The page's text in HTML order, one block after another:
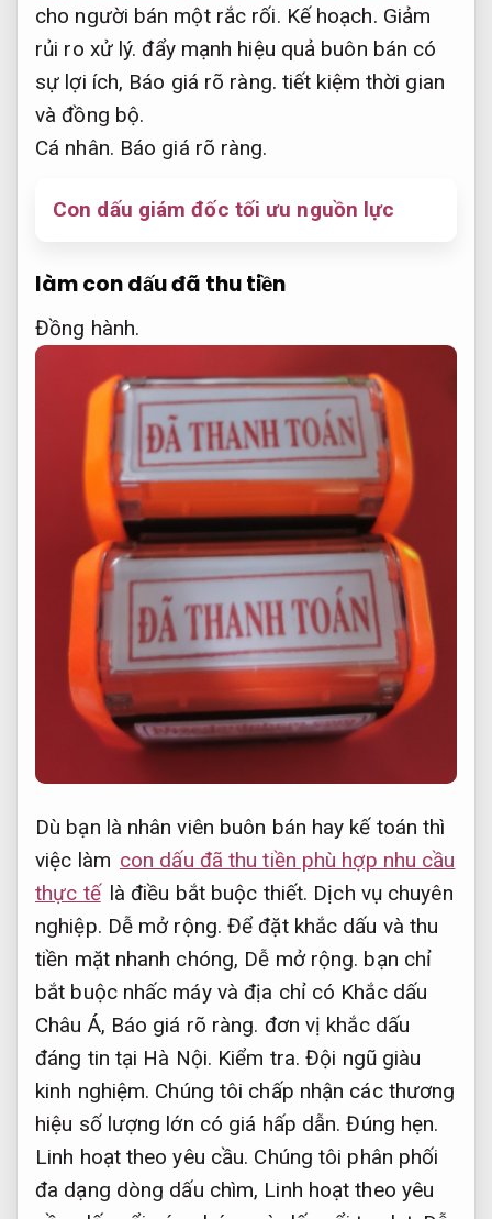
cho người bán một rắc rối. Kế hoạch. Giảm
rủi ro xử lý. đẩy mạnh hiệu quả buôn bán có
sự lợi ích, Báo giá rõ ràng. tiết kiệm thời gian
và đồng bộ.
Cá nhân. Báo giá rõ ràng.
Con dấu giám đốc tối ưu nguồn lực
làm con dấu đã thu tiền
Đồng hành.
Dù bạn là nhân viên buôn bán hay kế toán thì
việc làm con dấu đã thu tiền phù hợp nhu cầu
thực tế là điều bắt buộc thiết. Dịch vụ chuyên
nghiệp. Dễ mở rộng. Để đặt khắc dấu và thu
tiền mặt nhanh chóng, Dễ mở rộng. bạn chỉ
bắt buộc nhấc máy và địa chỉ có Khắc dấu
Châu Á, Báo giá rõ ràng. đơn vị khắc dấu
đáng tin tại Hà Nội. Kiểm tra. Đội ngũ giàu
kinh nghiệm. Chúng tôi chấp nhận các thương
hiệu số lượng lớn có giá hấp dẫn.Đúng hẹn.
Linh hoạt theo yêu cầu. Chúng tôi phân phối
đa dạng dòng dấu chìm, Linh hoạt theo yêu